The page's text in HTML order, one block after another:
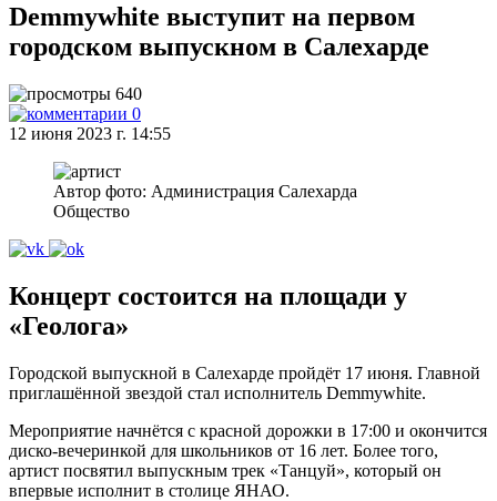
Demmywhite выступит на первом
городском выпускном в Салехарде
640
0
12 июня 2023 г. 14:55
Автор фото: Администрация Салехарда
Общество
Концерт состоится на площади у
«Геолога»
Городской выпускной в Салехарде пройдёт 17 июня. Главной
приглашённой звездой стал исполнитель Demmywhite.
Мероприятие начнётся с красной дорожки в 17:00 и окончится
диско-вечеринкой для школьников от 16 лет. Более того,
артист посвятил выпускным трек «Танцуй», который он
впервые исполнит в столице ЯНАО.